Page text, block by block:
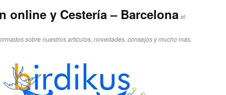
online y Cestería – Barcelona el
sobre nuestros artículos, novedades, consejos y mucho más.